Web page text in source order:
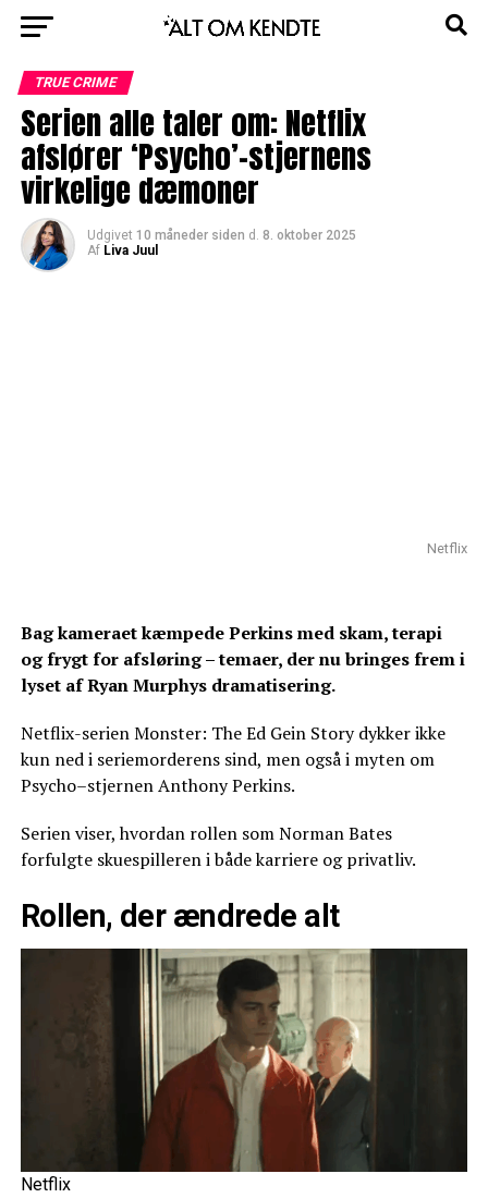
TRUE CRIME
Serien alle taler om: Netflix
afslører ‘Psycho’-stjernens
virkelige dæmoner
Udgivet 10 måneder siden d. 8. oktober 2025
Af Liva Juul
Netflix
Bag kameraet kæmpede Perkins med skam, terapi
og frygt for afsløring – temaer, der nu bringes frem i
lyset af Ryan Murphys dramatisering.
Netflix-serien Monster: The Ed Gein Story dykker ikke
kun ned i seriemorderens sind, men også i myten om
Psycho–stjernen Anthony Perkins.
Serien viser, hvordan rollen som Norman Bates
forfulgte skuespilleren i både karriere og privatliv.
Rollen, der ændrede alt
Netflix